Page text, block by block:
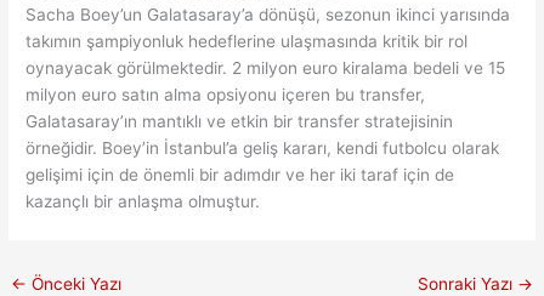
Sacha Boey’un Galatasaray’a dönüşü, sezonun ikinci yarısında
takımın şampiyonluk hedeflerine ulaşmasında kritik bir rol
oynayacak görülmektedir. 2 milyon euro kiralama bedeli ve 15
milyon euro satın alma opsiyonu içeren bu transfer,
Galatasaray’ın mantıklı ve etkin bir transfer stratejisinin
örneğidir. Boey’in İstanbul’a geliş kararı, kendi futbolcu olarak
gelişimi için de önemli bir adımdır ve her iki taraf için de
kazançlı bir anlaşma olmuştur.
← Önceki Yazı Sonraki Yazı →